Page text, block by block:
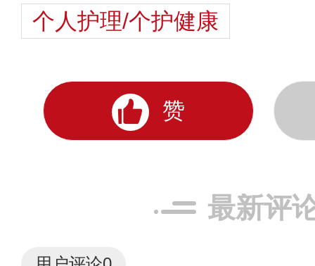
个人护理/个护健康
赞
最新评